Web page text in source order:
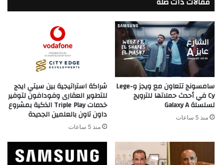
في
جذب
الاستثمارات
سامسونج تتعاون مع ويجز وLege-
Cy في أحدث حملاتها للترويج
لسلسلة Galaxy A
منذ 5 ساعات
شراكة استراتيجية بين سيتي ايدج
للتطوير العقارى وفودافون لتوفير
خدمات Triple Play الذكية بمشروع
داون تاون بالعلمين الجديدة
منذ 5 ساعات